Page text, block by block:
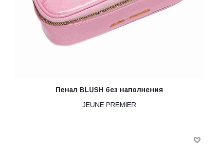
Пенал BLUSH без наполнения
JEUNE PREMIER